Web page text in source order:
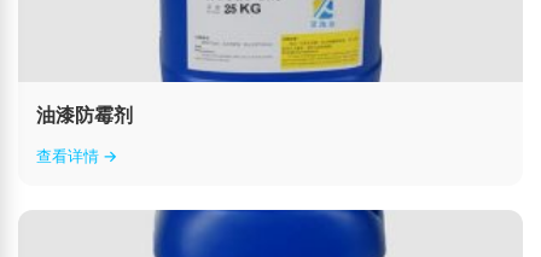
油漆防霉剂
查看详情 →